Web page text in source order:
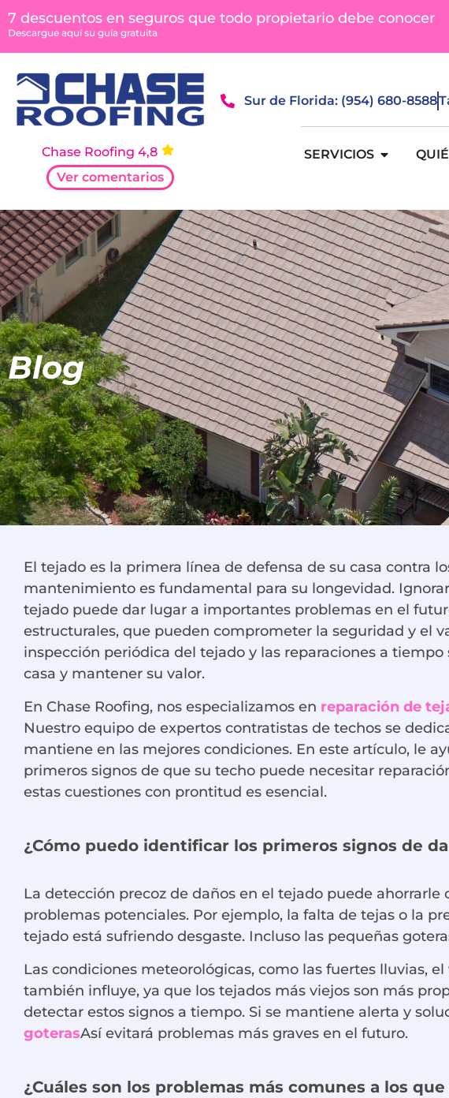
contenido
7 descuentos en seguros que todo propietario debe conocer
Descargue aquí su guía gratuita
Chase Roofing 4,8
Ver comentarios
Sur de Florida: (954) 680-8588
SERVICIOS
Blog
El tejado es la primera línea de defensa de su casa contra
mantenimiento es fundamental para su longevidad.
tejado puede dar lugar a importantes problemas en el
estructurales, que pueden comprometer la seguridad y el
inspección periódica del tejado y las reparaciones a tiempo
casa y mantener su valor.
En Chase Roofing, nos especializamos en reparación de
Nuestro equipo de expertos contratistas de techos se
mantiene en las mejores condiciones. En este artículo, le
primeros signos de que su techo puede necesitar
estas cuestiones con prontitud es esencial.
¿Cómo puedo identificar los primeros signos de
La detección precoz de daños en el tejado puede
problemas potenciales. Por ejemplo, la falta de tejas o la
tejado está sufriendo desgaste. Incluso las pequeñas
Las condiciones meteorológicas, como las fuertes lluvias,
también influye, ya que los tejados más viejos son más
detectar estos signos a tiempo. Si se mantiene alerta y
goterasAsí evitará problemas más graves en el futuro.
¿Cuáles son los problemas más comunes a los